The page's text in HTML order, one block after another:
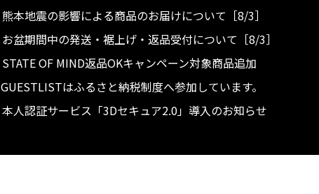
熊本地震の影響による商品のお届けについて［8/3］
お盆期間中の発送・裾上げ・返品受付について［8/3］
STATE OF MIND返品OKキャンペーン対象商品追加
GUESTLISTはふるさと納税制度へ参加しています。
本人認証サービス「3Dセキュア2.0」導入のお知らせ